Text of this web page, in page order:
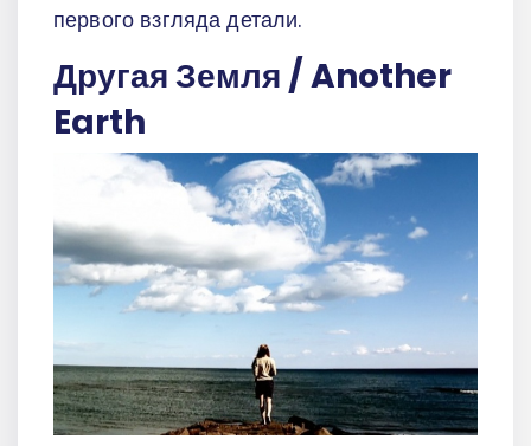
первого взгляда детали.
Другая Земля / Another
Earth